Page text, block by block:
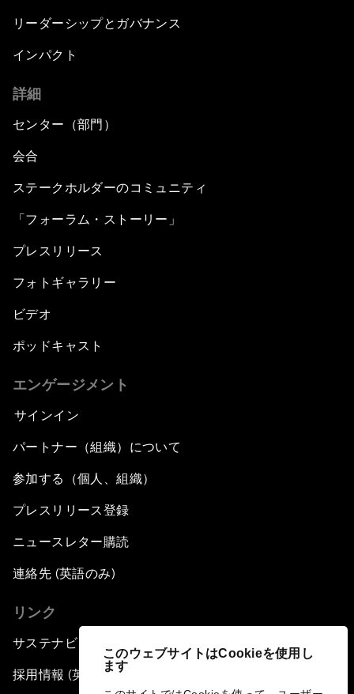
このウェブサイトはCookieを使用し
ます
リーダーシップとガバナンス
インパクト
詳細
センター（部門）
会合
ステークホルダーのコミュニティ
「フォーラム・ストーリー」
プレスリリース
フォトギャラリー
ビデオ
ポッドキャスト
エンゲージメント
サインイン
パートナー（組織）について
参加する（個人、組織）
プレスリリース登録
ニュースレター購読
連絡先 (英語のみ)
リンク
サステナビリティへの取り組み
採用情報 (英語のみ)